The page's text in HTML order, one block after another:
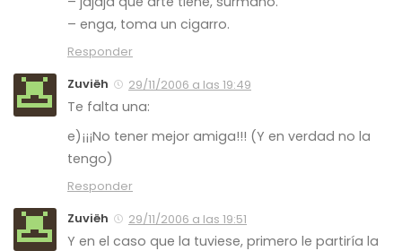
– enga, toma un cigarro.
Responder
Zuviëh
29/11/2006 a las 19:49
Te falta una:
e)¡¡¡No tener mejor amiga!!! (Y en verdad no la
tengo)
Responder
Zuviëh
29/11/2006 a las 19:51
Y en el caso que la tuviese, primero le partiría la